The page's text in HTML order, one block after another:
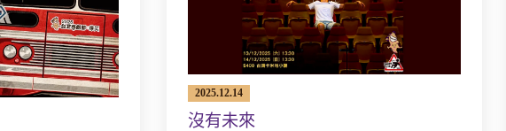
2025.12.14
沒有未來